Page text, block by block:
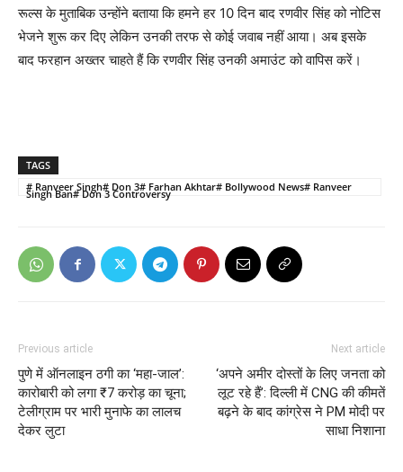
रूल्स के मुताबिक उन्होंने बताया कि हमने हर 10 दिन बाद रणवीर सिंह को नोटिस
भेजने शुरू कर दिए लेकिन उनकी तरफ से कोई जवाब नहीं आया। अब इसके
बाद फरहान अख्तर चाहते हैं कि रणवीर सिंह उनकी अमाउंट को वापिस करें।
TAGS
# Ranveer Singh# Don 3# Farhan Akhtar# Bollywood News# Ranveer
Singh Ban# Don 3 Controversy
Previous article
पुणे में ऑनलाइन ठगी का ‘महा-जाल’:
कारोबारी को लगा ₹7 करोड़ का चूना;
टेलीग्राम पर भारी मुनाफे का लालच
देकर लुटा
Next article
‘अपने अमीर दोस्तों के लिए जनता को
लूट रहे हैं’: दिल्ली में CNG की कीमतें
बढ़ने के बाद कांग्रेस ने PM मोदी पर
साधा निशाना